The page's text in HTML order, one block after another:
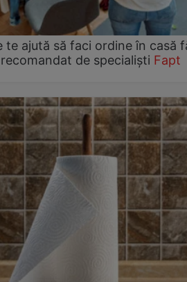
te ajută să faci ordine în casă
de specialiști Fapt